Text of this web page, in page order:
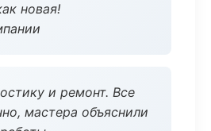
новая!
и ремонт. Все
мастера объяснили